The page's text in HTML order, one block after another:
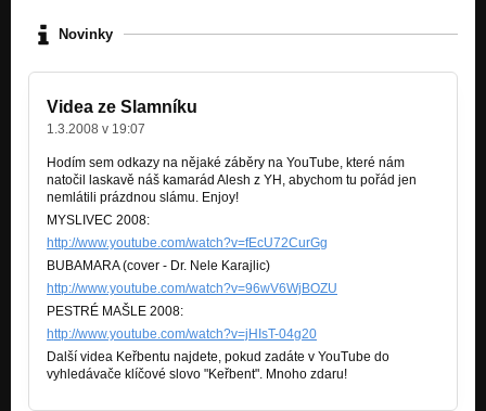
Novinky
Videa ze Slamníku
1.3.2008 v 19:07
Hodím sem odkazy na nějaké záběry na YouTube, které nám
natočil laskavě náš kamarád Alesh z YH, abychom tu pořád jen
nemlátili prázdnou slámu. Enjoy!
MYSLIVEC 2008:
http://www.youtube.com/watch?v=fEcU72CurGg
BUBAMARA (cover - Dr. Nele Karajlic)
http://www.youtube.com/watch?v=96wV6WjBOZU
PESTRÉ MAŠLE 2008:
http://www.youtube.com/watch?v=jHIsT-04g20
Další videa Keřbentu najdete, pokud zadáte v YouTube do
vyhledávače klíčové slovo "Keřbent". Mnoho zdaru!